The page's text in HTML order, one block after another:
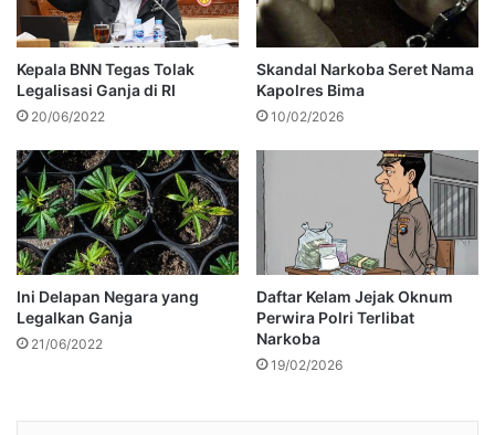
Kepala BNN Tegas Tolak
Legalisasi Ganja di RI
20/06/2022
Skandal Narkoba Seret Nama
Kapolres Bima
10/02/2026
Ini Delapan Negara yang
Legalkan Ganja
21/06/2022
Daftar Kelam Jejak Oknum
Perwira Polri Terlibat
Narkoba
19/02/2026